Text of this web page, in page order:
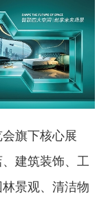
旗下核心展
建筑装饰、工
景观、清洁物